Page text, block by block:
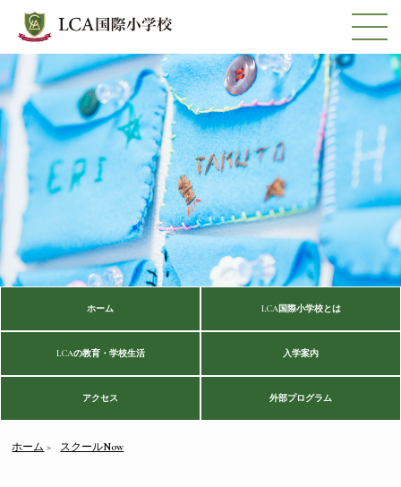
ホーム LCA国際小学校とは
LCAの教育・学校生活 入学案内
アクセス 外部プログラム
ホーム スクールNow